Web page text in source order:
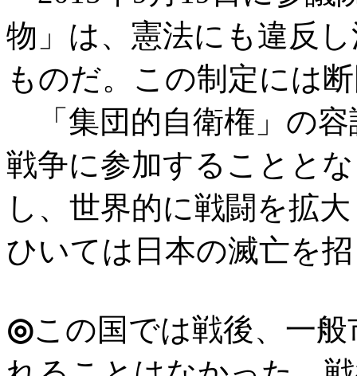
物」は、憲法にも違反
ものだ。この制定には
「集団的自衛権」の
戦争に参加することと
し、世界的に戦闘を拡
ひいては日本の滅亡を
◎この国では戦後、一